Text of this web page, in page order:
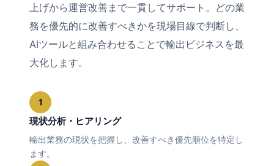
上げから運営改善まで一貫してサポート。どの業
務を優先的に改善すべきかを現場目線で判断し、
AIツールと組み合わせることで輸出ビジネスを最
大化します。
1
現状分析・ヒアリング
輸出業務の現状を把握し、改善すべき優先順位を特定し
ます。